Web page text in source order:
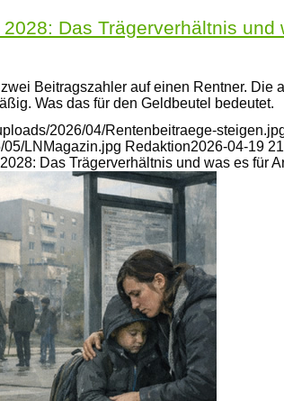
Das Trägerverhältnis und
Beitragszahler auf einen Rentner. Die
Was das für den Geldbeutel bedeutet.
2026/04/Rentenbeitraege-
LNMagazin.jpg Redaktion2026-04-19
Das Trägerverhältnis und was es für